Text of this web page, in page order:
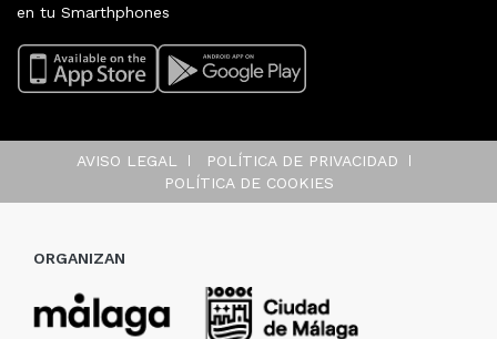
en tu Smarthphones
AVISO LEGAL
POLÍTICA DE PRIVACIDAD
POLÍTICA DE COOKIES
ORGANIZAN